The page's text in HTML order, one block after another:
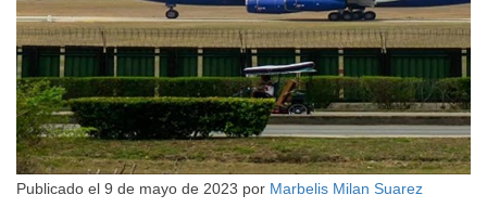
Publicado el 9 de mayo de 2023 por Marbelis Milan Suarez